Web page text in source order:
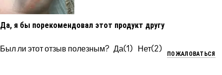
Да, я бы порекомендовал этот продукт другу
Был ли этот отзыв полезным? 1 2
ПОЖАЛОВАТЬСЯ